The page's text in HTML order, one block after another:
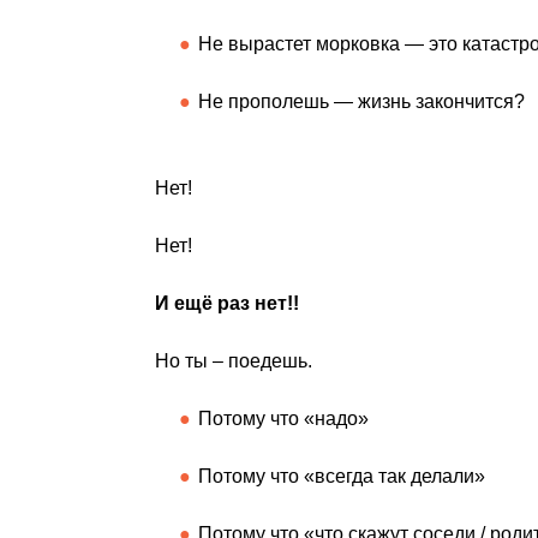
Не вырастет морковка — это
Не прополешь — жизнь закончится?
Нет!
Нет!
И ещё раз нет!!
Но ты – поедешь.
Потому что «надо»
Потому что «всегда так делали»
Потому что «что скажут соседи /